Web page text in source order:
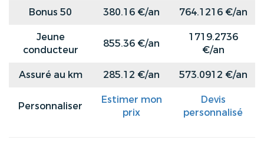
Bonus 50
380.16 €/an
764.1216 €/an
Jeune
conducteur
855.36 €/an
1719.2736
€/an
Assuré au km
285.12 €/an 573.0912 €/an
Personnaliser
Estimer mon
prix
Devis
personnalisé